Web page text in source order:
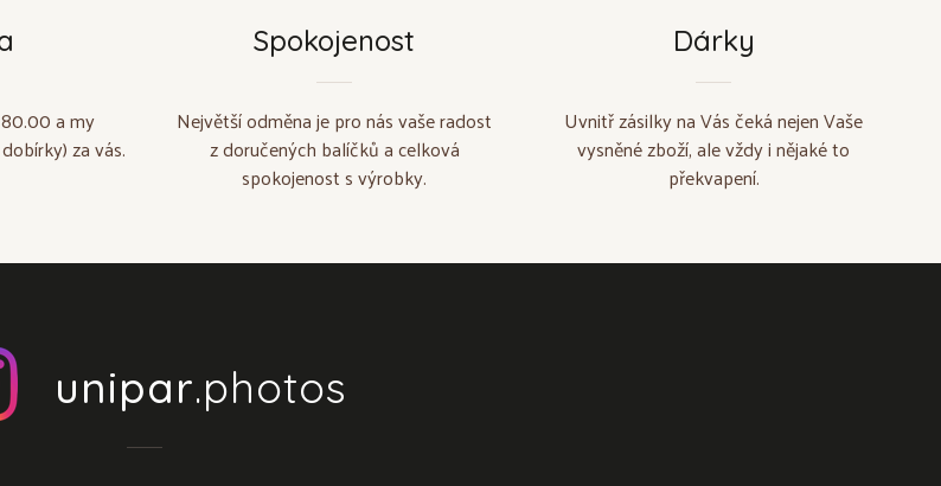
a my
za vás.
Spokojenost
Největší odměna je pro nás vaše radost
z doručených balíčků a celková
spokojenost s výrobky.
Dárky
Uvnitř zásilky na Vás čeká nejen Vaše
vysněné zboží, ale vždy i nějaké to
překvapení.
unipar.photos